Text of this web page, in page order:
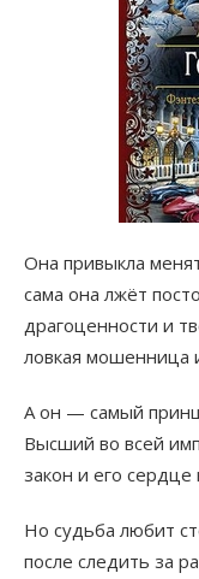
Она привыкла
сама она лжёт
драгоценности и
ловкая мошенница
А он — самый
Высший во всей
закон и его
Но судьба любит
после следить за